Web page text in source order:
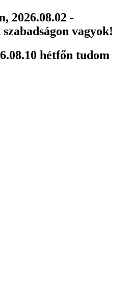
2026.08.02 -
vagyok!
hétfőn tudom